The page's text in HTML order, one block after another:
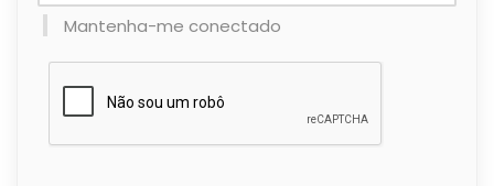
Mantenha-me conectado